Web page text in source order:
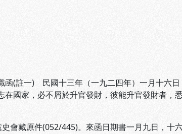
函(註一) 民國十三年（一九二四年）一月十六日
在國家，必不屑於升官發財，彼能升官發財者，
會藏原件(052/445)。來函日期書一月九日，十